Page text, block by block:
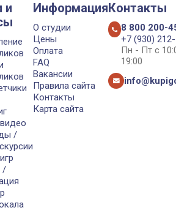
и
/
/
Информация
О студии
Цены
Оплата
FAQ
Вакансии
Правила сайта
Контакты
Карта сайта
Контакты
8 800 200-
+7 (930)
Пн - Пт с
19:00